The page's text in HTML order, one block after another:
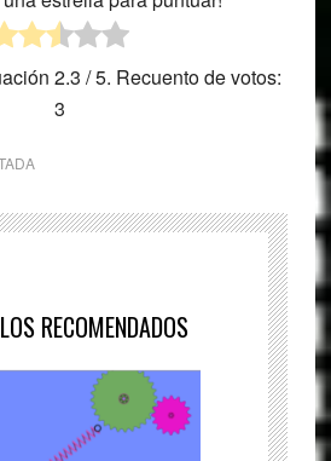
2.3 / 5. Recuento de votos:
3
RECOMENDADOS